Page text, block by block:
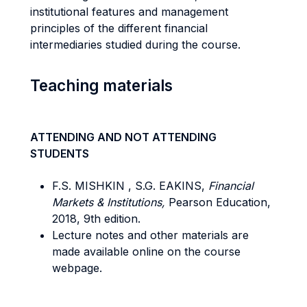
institutional features and management
principles of the different financial
intermediaries studied during the course.
Teaching materials
ATTENDING AND NOT ATTENDING
STUDENTS
F.S. MISHKIN , S.G. EAKINS, Financial
Markets & Institutions, Pearson Education,
2018, 9th edition.
Lecture notes and other materials are
made available online on the course
webpage.